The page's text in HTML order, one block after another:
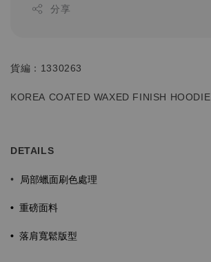
分享
貨編：1330263
KOREA COATED WAXED FINISH HOODIE
DETAILS
• 局部蠟面刷色處理
• 重磅面料
• 落肩寬鬆版型